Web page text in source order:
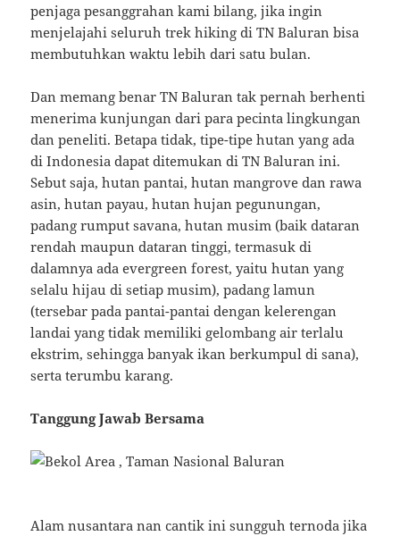
penjaga pesanggrahan kami bilang, jika ingin
menjelajahi seluruh trek hiking di TN Baluran bisa
membutuhkan waktu lebih dari satu bulan.
Dan memang benar TN Baluran tak pernah berhenti
menerima kunjungan dari para pecinta lingkungan
dan peneliti. Betapa tidak, tipe-tipe hutan yang ada
di Indonesia dapat ditemukan di TN Baluran ini.
Sebut saja, hutan pantai, hutan mangrove dan rawa
asin, hutan payau, hutan hujan pegunungan,
padang rumput savana, hutan musim (baik dataran
rendah maupun dataran tinggi, termasuk di
dalamnya ada evergreen forest, yaitu hutan yang
selalu hijau di setiap musim), padang lamun
(tersebar pada pantai-pantai dengan kelerengan
landai yang tidak memiliki gelombang air terlalu
ekstrim, sehingga banyak ikan berkumpul di sana),
serta terumbu karang.
Tanggung Jawab Bersama
Alam nusantara nan cantik ini sungguh ternoda jika